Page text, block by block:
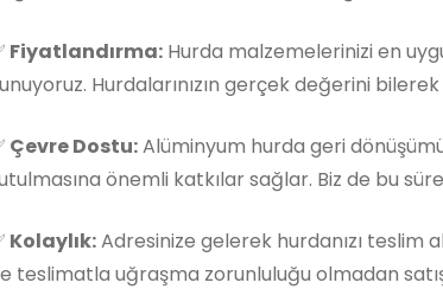
Fiyatlandırma: Hurda malzemelerinizi en
Hurdalarınızın gerçek değerini
Çevre Dostu:Alüminyum hurda geri
önemli katkılar sağlar. Biz de bu
Kolaylık:Adresinize gelerek hurdanızı teslim
teslimatla uğraşma zorunluluğu olmadan